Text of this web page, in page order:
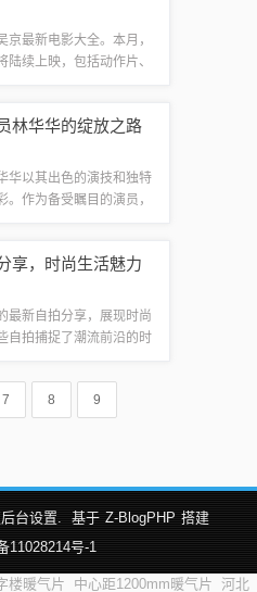
最新电影大全。本月，
续上映，包括动作片、
推荐，让你不错过任...
林华华的绽放之路
华以其出色的演技和独特
。作为备受瞩目的演员，
，她终于在这个月迎...
享，时尚生活魅力
最新自拍分享，展现时尚
自拍捕捉了潮流前沿的时
和态度，探索时尚与生
国外时尚达人的独...
7 8 9
台设置. 基于 Z-BlogPHP 搭建
11028214号-1
楼暖气片 中心距1200mm暖气片 河北